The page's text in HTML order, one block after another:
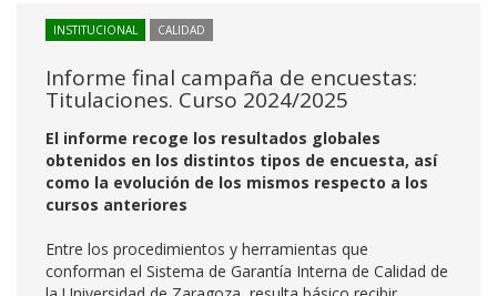
INSTITUCIONAL CALIDAD
Informe final campaña de encuestas:
Titulaciones. Curso 2024/2025
El informe recoge los resultados globales
obtenidos en los distintos tipos de encuesta, así
como la evolución de los mismos respecto a los
cursos anteriores
Entre los procedimientos y herramientas que
conforman el Sistema de Garantía Interna de Calidad de